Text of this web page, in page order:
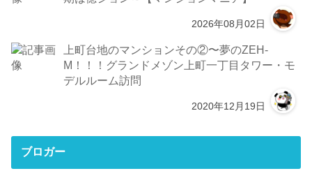
2026年08月02日
上町台地のマンションその②〜夢のZEH-
M！！！グランドメゾン上町一丁目タワー・モ
デルルーム訪問
2020年12月19日
ブロガー